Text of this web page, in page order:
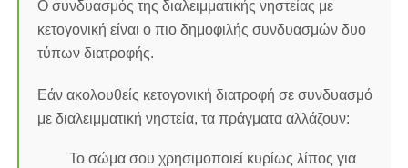
Ο συνδυασμός της διαλειμματικής νηστείας με
κετογονική είναι ο πιο δημοφιλής συνδυασμών δυο
τύπων διατροφής.
Εάν ακολουθείς κετογονική διατροφή σε συνδυασμό
με διαλειμματική νηστεία, τα πράγματα αλλάζουν:
Το σώμα σου χρησιμοποιεί κυρίως λίπος για